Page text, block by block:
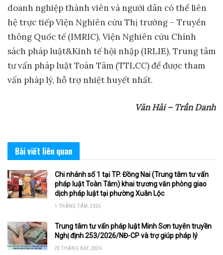
doanh nghiệp thành viên và người dân có thể liên
hệ trực tiếp Viện Nghiên cứu Thị trường – Truyền
thông Quốc tế (IMRIC), Viện Nghiên cứu Chính
sách pháp luật&Kinh tế hội nhập (IRLIE), Trung tâm
tư vấn pháp luật Toàn Tâm (TTLCC) để được tham
vấn pháp lý, hỗ trợ nhiệt huyết nhất.
Văn Hải – Trần Danh
Bài viết liên quan
Chi nhánh số 1 tại TP. Đồng Nai (Trung tâm tư vấn
pháp luật Toàn Tâm) khai trương văn phòng giao
dịch pháp luật tại phường Xuân Lộc
1 THÁNG TÁM, 2026
Trung tâm tư vấn pháp luật Minh Sơn tuyên truyền
Nghị định 253/2026/NĐ-CP và trợ giúp pháp lý
23 THÁNG BẢY, 2026